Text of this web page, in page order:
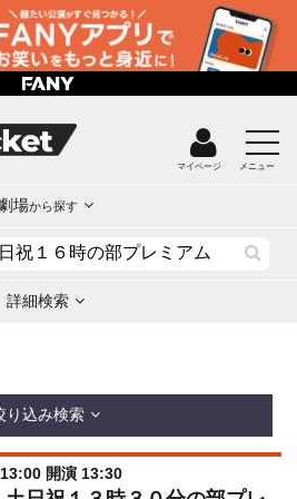
マイページ メニュー
劇場から探す
詳細検索
り込み検索
開演 13:30